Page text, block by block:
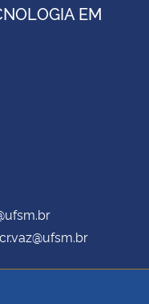
EM